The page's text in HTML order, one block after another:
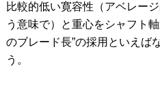
比較的低い寛容性（アベレー
う意味で）と重心をシャフト
のブレード長”の採用といえば
う。